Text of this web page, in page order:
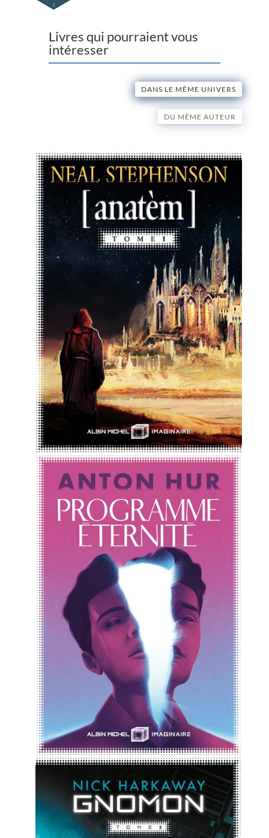
Livres qui pourraient vous
intéresser
DANS LE MÊME UNIVERS
DU MÊME AUTEUR